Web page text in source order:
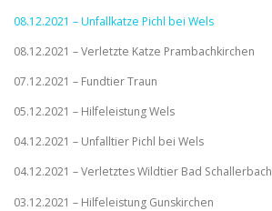
08.12.2021 – Unfallkatze Pichl bei Wels
08.12.2021 – Verletzte Katze Prambachkirchen
07.12.2021 – Fundtier Traun
05.12.2021 – Hilfeleistung Wels
04.12.2021 – Unfalltier Pichl bei Wels
04.12.2021 – Verletztes Wildtier Bad Schallerbach
03.12.2021 – Hilfeleistung Gunskirchen